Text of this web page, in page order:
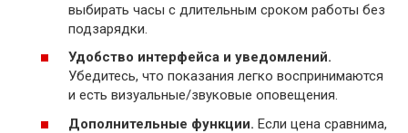
выбирать часы с длительным сроком работы без
подзарядки.
Удобство интерфейса и уведомлений.
Убедитесь, что показания легко воспринимаются
и есть визуальные/звуковые оповещения.
Дополнительные функции. Если цена сравнима,